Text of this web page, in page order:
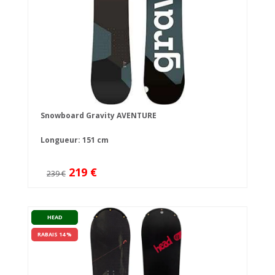
Snowboard Gravity AVENTURE
Longueur: 151 cm
239 € 219 €
HEAD
RABAIS 14 %